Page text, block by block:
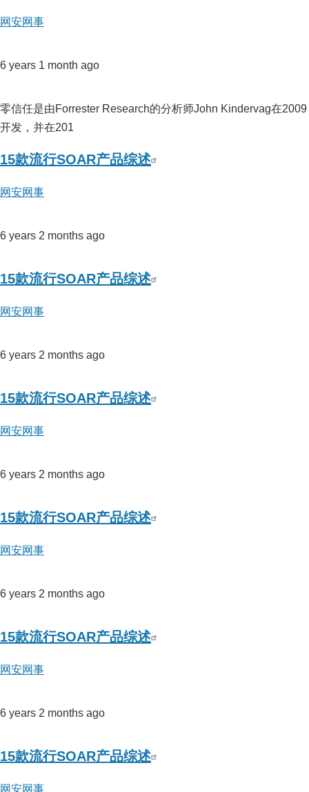
网安网事
6 years 1 month ago
零信任是由Forrester Research的分析师John Kindervag在2009
开发，并在201
15款流行SOAR产品综述
网安网事
6 years 2 months ago
15款流行SOAR产品综述
网安网事
6 years 2 months ago
15款流行SOAR产品综述
网安网事
6 years 2 months ago
15款流行SOAR产品综述
网安网事
6 years 2 months ago
15款流行SOAR产品综述
网安网事
6 years 2 months ago
15款流行SOAR产品综述
网安网事